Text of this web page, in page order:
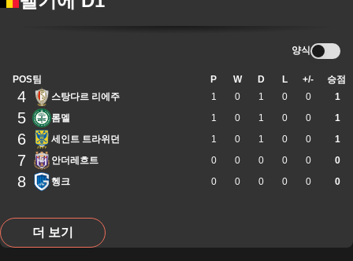
양식
POS팀 P W D L +/- 승점
4 스탕다르 리에주 1 0 1 0 0 1
5 롬멜 1 0 1 0 0 1
6 세인트 트라위던 1 0 1 0 0 1
7 안더레흐트 0 0 0 0 0 0
8 헹크 0 0 0 0 0 0
더 보기